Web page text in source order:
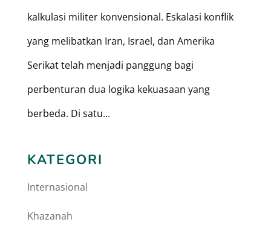
kalkulasi militer konvensional. Eskalasi konflik
yang melibatkan Iran, Israel, dan Amerika
Serikat telah menjadi panggung bagi
perbenturan dua logika kekuasaan yang
berbeda. Di satu...
KATEGORI
Internasional
Khazanah